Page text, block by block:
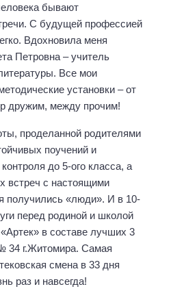
бывают
С будущей профессией
Вдохновила меня
Петровна – учитель
Все мои
установки – от
дружим, между прочим!
проделанной родителями
поучений и
до 5-ого класса, а
встреч с настоящими
получились «люди». И в 10-
перед родиной и школой
в составе лучших 3
34 г.Житомира. Самая
смена в 33 дня
раз и навсегда!